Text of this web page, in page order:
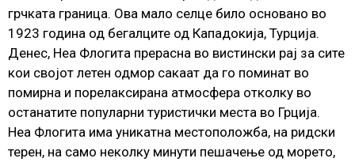
грчката граница. Ова мало селце било основано во
1923 година од бегалците од Кападокија, Турција.
Денес, Неа Флогита прерасна во вистински рај за сите
кои својот летен одмор сакаат да го поминат во
помирна и порелаксирана атмосфера отколку во
останатите популарни туристички места во Грција.
Неа Флогита има уникатна местоположба, на ридски
терен, на само неколку минути пешачење од морето,